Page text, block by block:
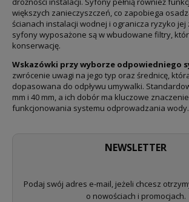
większych zanieczyszczeń, co zapobiega
ścianach instalacji wodnej i ogranicza ryzyko
syfony wyposażone są w wbudowane filtry,
konserwację.
Wskazówki przy wyborze odpowiedniego
zwrócenie uwagi na jego typ oraz średnicę,
dopasowana do odpływu umywalki.
mm i 40 mm, a ich dobór ma kluczowe
funkcjonowania systemu odprowadzania wody.
NEWSLETTER
Podaj swój adres e-mail, jeżeli chcesz
o nowościach i promocjach.